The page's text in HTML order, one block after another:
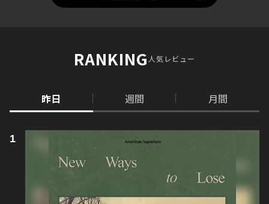
RANKING人気レビュー
昨日 週間 月間